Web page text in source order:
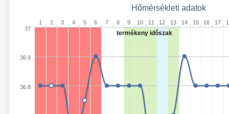
Hőmérsékleti adatok
termékeny időszak
1 2 3 4 5 6 7 8 9 10 11 12 13 14 15 16 17
36.8
36.9
37